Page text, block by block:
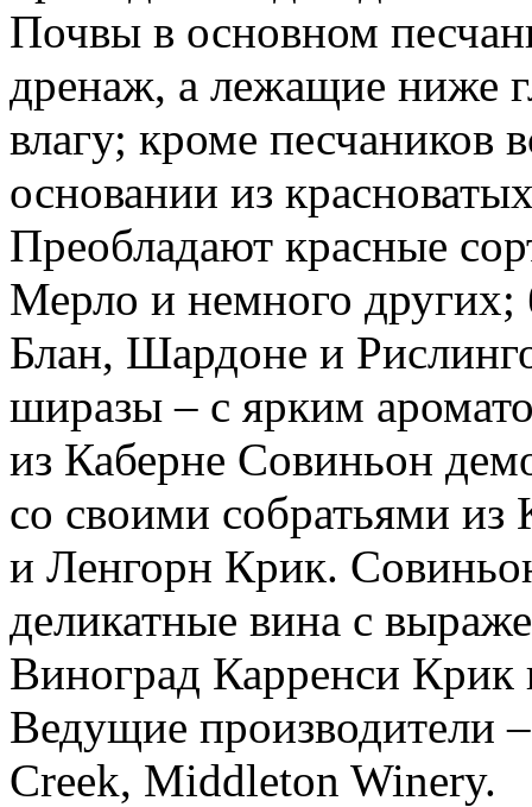
Почвы в основном
дренаж, а лежащие ниже
влагу; кроме песчаников
основании из
Преобладают красные
Мерло и немного других;
Блан, Шардоне и
ширазы – с ярким
из Каберне Совиньон
со своими собратьями
и Ленгорн Крик.
деликатные вина с
Виноград Карренси Крик
Ведущие производители
Creek, Middleton Winery.